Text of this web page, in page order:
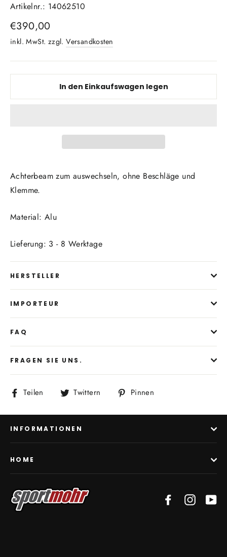
Artikelnr.: 14062510
Normaler
Preis
€390,00
inkl. MwSt. zzgl.Versandkosten
In den Einkaufswagen legen
Achterbeam zum auswechseln, ohne Beschläge und
Klemme.
Material: Alu
Lieferung: 3 - 8 Werktage
HERSTELLER
IMPORTEUR
FAQ
FRAGEN SIE UNS.
Teilen
Auf
Twittern
Auf
Pinnen
INFORMATIONEN
HOME
Facebook